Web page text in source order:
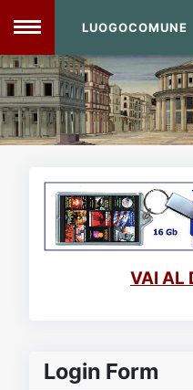
MENU
Home
DVD Shop
Sito
LUOGOCOMUNE
VAI AL
Login Form